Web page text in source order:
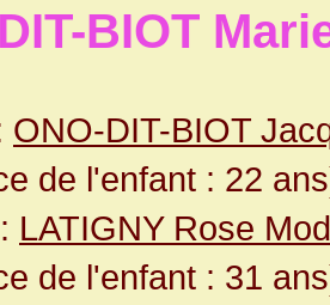
BIOT
ONO-DIT-BIOT
de l'enfant : 22
: LATIGNY Rose
de l'enfant : 31